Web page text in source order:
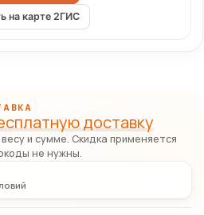
на карте 2ГИС
доставку
и сумме. Скидка применяется
не нужны.